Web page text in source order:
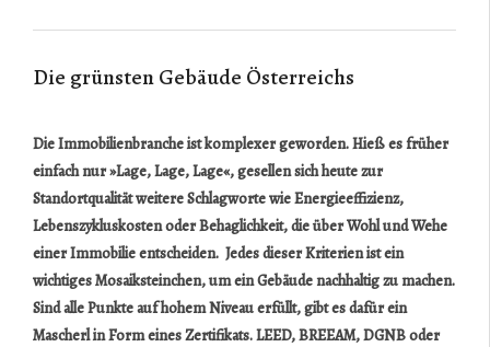
Die grünsten Gebäude Österreichs
Die Immobilienbranche ist komplexer geworden. Hieß es früher
einfach nur »Lage, Lage, Lage«, gesellen sich heute zur
Standortqualität weitere Schlagworte wie Energieeffizienz,
Lebenszykluskosten oder Behaglichkeit, die über Wohl und Wehe
einer Immobilie entscheiden. Jedes dieser Kriterien ist ein
wichtiges Mosaiksteinchen, um ein Gebäude nachhaltig zu machen.
Sind alle Punkte auf hohem Niveau erfüllt, gibt es dafür ein
Mascherl in Form eines Zertifikats. LEED, BREEAM, DGNB oder